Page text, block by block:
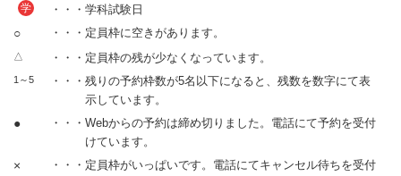
学 ・・・学科試験日
○ ・・・定員枠に空きがあります。
△ ・・・定員枠の残が少なくなっています。
1～5
・・・残りの予約枠数が5名以下になると、残数を数字にて表
示しています。
●
・・・Webからの予約は締め切りました。電話にて予約を受付
けています。
×
・・・定員枠がいっぱいです。電話にてキャンセル待ちを受付